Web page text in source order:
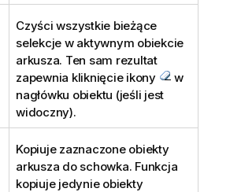
Czyści wszystkie bieżące
selekcje w aktywnym obiekcie
arkusza. Ten sam rezultat
zapewnia kliknięcie ikony
w
nagłówku obiektu (jeśli jest
widoczny).
Kopiuje zaznaczone obiekty
arkusza do schowka. Funkcja
kopiuje jedynie obiekty